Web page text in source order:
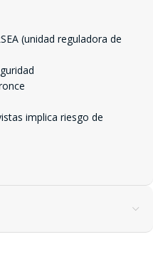
(unidad reguladora de
implica riesgo de